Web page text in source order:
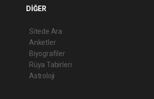
DİĞER
Sitede Ara
Anketler
Biyografiler
Rüya Tabirleri
Astroloji